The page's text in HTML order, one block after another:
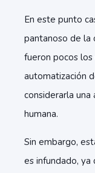
En este punto
pantanoso de la
fueron pocos
automatización
considerarla una
humana.
Sin embargo,
es infundado,